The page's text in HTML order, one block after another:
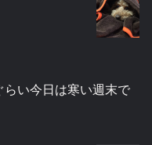
い今日は寒い週末で